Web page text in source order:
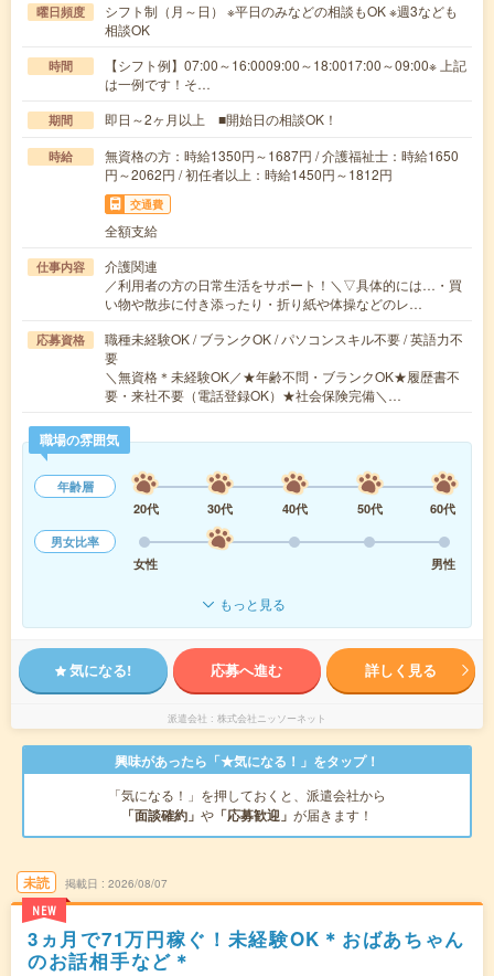
曜日頻度
シフト制（月～日） ※平日のみなどの相談もOK ※週3なども
相談OK
時間
【シフト例】07:00～16:0009:00～18:0017:00～09:00※ 上記
は一例です！そ…
期間 即日～2ヶ月以上 ■開始日の相談OK！
時給
無資格の方：時給1350円～1687円 / 介護福祉士：時給1650
円～2062円 / 初任者以上：時給1450円～1812円
交通費
全額支給
仕事内容
介護関連
／利用者の方の日常生活をサポート！＼▽具体的には…・買
い物や散歩に付き添ったり・折り紙や体操などのレ…
応募資格
職種未経験OK / ブランクOK / パソコンスキル不要 / 英語力不
要
＼無資格＊未経験OK／★年齢不問・ブランクOK★履歴書不
要・来社不要（電話登録OK）★社会保険完備＼…
職場の雰囲気
年齢層
20代
30代 40代 50代
60代
男女比率
女性
男性
もっと見る
気になる! 応募へ進む 詳しく見る
派遣会社 株式会社ニッソーネット
興味があったら「★気になる！」をタップ！
「気になる！」を押しておくと、派遣会社から
「面談確約」 や 「応募歓迎」 が届きます！
未読
NEW
掲載日 2026/08/07
3ヵ月で71万円稼ぐ！未経験OK＊おばあちゃん
のお話相手など＊